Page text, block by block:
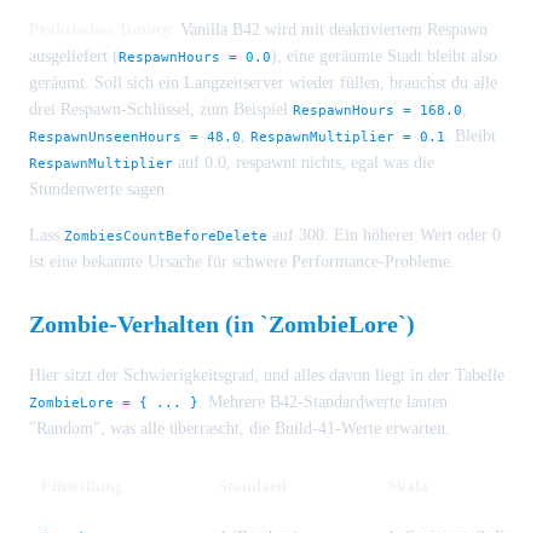
Vanilla B42 wird mit deaktiviertem Respawn
ausgeliefert (RespawnHours = 0.0), eine geräumte Stadt bleibt also
geräumt. Soll sich ein Langzeitserver wieder füllen, brauchst du alle
drei Respawn-Schlüssel, zum Beispiel RespawnHours = 168.0,
RespawnUnseenHours = 48.0, RespawnMultiplier = 0.1. Bleibt
RespawnMultiplier auf 0.0, respawnt nichts, egal was die
Stundenwerte sagen.
Lass ZombiesCountBeforeDelete auf 300. Ein höherer Wert oder 0
ist eine bekannte Ursache für schwere Performance-Probleme.
Zombie-Verhalten (in `ZombieLore`)
Hier sitzt der Schwierigkeitsgrad, und alles davon liegt in der Tabelle
ZombieLore = { ... }. Mehrere B42-Standardwerte lauten
"Random", was alle überrascht, die Build-41-Werte erwarten.